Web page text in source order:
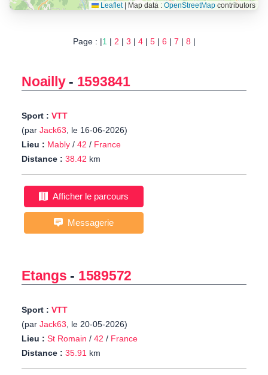
Leaflet Map data : OpenStreetMapcontributors
Page : |1| 2 | 3 | 4| 5| 6 | 7 | 8 |
Noailly- 1593841
Sport : VTT
(par Jack63, le 16-06-2026)
Lieu : Mably / 42 / France
Distance : 38.42 km
Afficher le parcours
Messagerie
Etangs - 1589572
Sport : VTT
(par Jack63, le 20-05-2026)
Lieu : St Romain / 42 / France
Distance : 35.91 km